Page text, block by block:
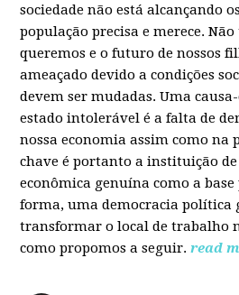
sociedade não está alcançando
população precisa e merece.
queremos e o futuro de nossos
ameaçado devido a condições
devem ser mudadas. Uma
estado intolerável é a falta de
nossa economia assim como na
chave é portanto a instituição
econômica genuína como a
forma, uma democracia política
transformar o local de trabalho
como propomos a seguir. read